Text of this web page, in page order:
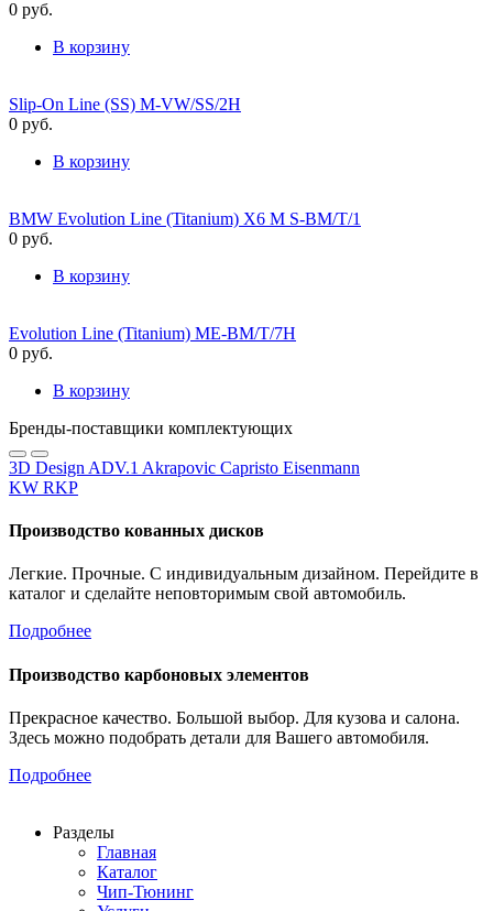
0 руб.
В корзину
Slip-On Line (SS) M-VW/SS/2H
0 руб.
В корзину
BMW Evolution Line (Titanium) X6 M S-BM/T/1
0 руб.
В корзину
Evolution Line (Titanium) ME-BM/T/7H
0 руб.
В корзину
Бренды-поставщики комплектующих
3D Design ADV.1 Akrapovic Capristo Eisenmann
KW RKP
Производство кованных дисков
Легкие. Прочные. С индивидуальным дизайном. Перейдите в
каталог и сделайте неповторимым свой автомобиль.
Подробнее
Производство карбоновых элементов
Прекрасное качество. Большой выбор. Для кузова и салона.
Здесь можно подобрать детали для Вашего автомобиля.
Подробнее
Разделы
Главная
Каталог
Чип-Тюнинг